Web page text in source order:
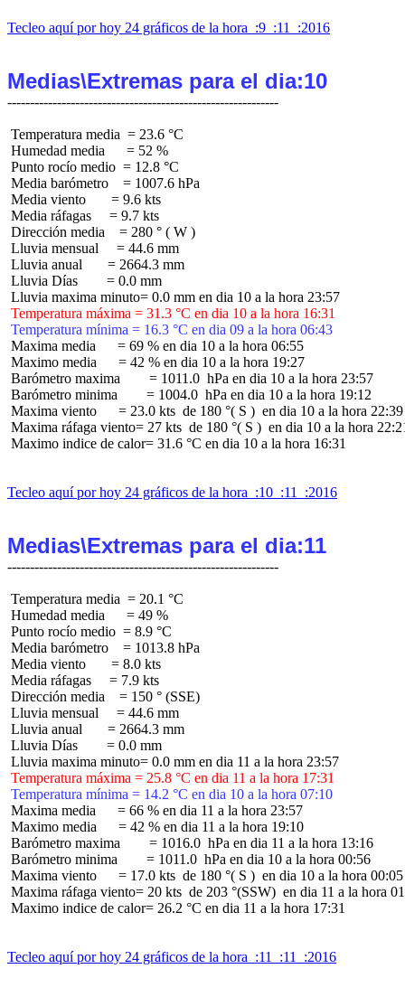
Tecleo aquí por hoy 24 gráficos de la hora  :9  :11  :2016
Medias\Extremas para el dia:10
Temperatura media  = 23.6 °C
Humedad media      = 52 %
Punto rocío medio  = 12.8 °C
Media barómetro    = 1007.6 hPa
Media viento       = 9.6 kts
Media ráfagas     = 9.7 kts
Dirección media    = 280 ° ( W )
Lluvia mensual     = 44.6 mm
Lluvia anual       = 2664.3 mm
Lluvia Días        = 0.0 mm
Temperatura máxima = 31.3 °C en dia 10 a la hora 16:31
Temperatura mínima = 16.3 °C en dia 09 a la hora 06:43
Maxima media      = 69 % en dia 10 a la hora 06:55
Maximo media      = 42 % en dia 10 a la hora 19:27
Barómetro maxima        = 1011.0  hPa en dia 10 a la hora 23:57
Barómetro minima        = 1004.0  hPa en dia 10 a la hora 19:12
Maxima viento      = 23.0 kts  de 180 °( S )  en dia 10 a la hora 22:39
Maxima ráfaga viento= 27 kts  de 180 °( S )  en dia 10 a la hora
Maximo indice de calor= 31.6 °C en dia 10 a la hora 16:31
Tecleo aquí por hoy 24 gráficos de la hora  :10  :11  :2016
Medias\Extremas para el dia:11
Temperatura media  = 20.1 °C
Humedad media      = 49 %
Punto rocío medio  = 8.9 °C
Media barómetro    = 1013.8 hPa
Media viento       = 8.0 kts
Media ráfagas     = 7.9 kts
Dirección media    = 150 ° (SSE)
Lluvia mensual     = 44.6 mm
Lluvia anual       = 2664.3 mm
Lluvia Días        = 0.0 mm
Temperatura máxima = 25.8 °C en dia 11 a la hora 17:31
Temperatura mínima = 14.2 °C en dia 10 a la hora 07:10
Maxima media      = 66 % en dia 11 a la hora 23:57
Maximo media      = 42 % en dia 11 a la hora 19:10
Barómetro maxima        = 1016.0  hPa en dia 11 a la hora 13:16
Barómetro minima        = 1011.0  hPa en dia 10 a la hora 00:56
Maxima viento      = 17.0 kts  de 180 °( S )  en dia 10 a la hora 00:05
Maxima ráfaga viento= 20 kts  de 203 °(SSW)  en dia 11 a la hora
Maximo indice de calor= 26.2 °C en dia 11 a la hora 17:31
Tecleo aquí por hoy 24 gráficos de la hora  :11  :11  :2016